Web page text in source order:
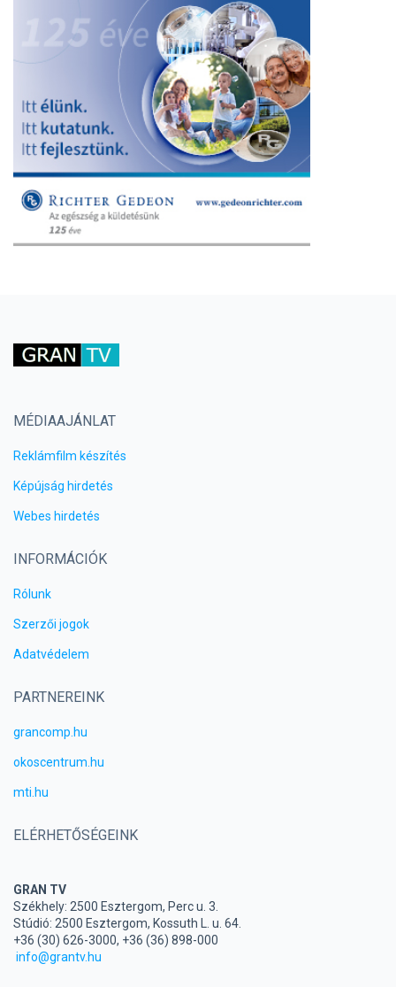
MÉDIAAJÁNLAT
Reklámfilm készítés
Képújság hirdetés
Webes hirdetés
INFORMÁCIÓK
Rólunk
Szerzői jogok
Adatvédelem
PARTNEREINK
grancomp.hu
okoscentrum.hu
mti.hu
ELÉRHETŐSÉGEINK
GRAN TV
Székhely: 2500 Esztergom, Perc u. 3.
Stúdió: 2500 Esztergom, Kossuth L. u. 64.
+36 (30) 626-3000, +36 (36) 898-000
info@grantv.hu